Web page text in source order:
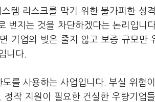
템 리스크를 막기 위한 불가피한 성
번지는 것을 차단하겠다는 논리입니
기업의 빚은 줄지 않고 보증 규모만
니다.
를 사용하는 사업입니다. 부실 위험
작 지원이 필요한 건실한 우량기업